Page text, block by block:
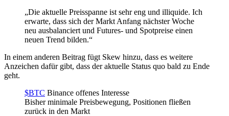
„Die aktuelle Preisspanne ist sehr eng und illiquide. Ich
erwarte, dass sich der Markt Anfang nächster Woche
neu ausbalanciert und Futures- und Spotpreise einen
neuen Trend bilden.“
In einem anderen Beitrag fügt Skew hinzu, dass es weitere
Anzeichen dafür gibt, dass der aktuelle Status quo bald zu Ende
geht.
$BTC Binance offenes Interesse
Bisher minimale Preisbewegung, Positionen fließen
zurück in den Markt